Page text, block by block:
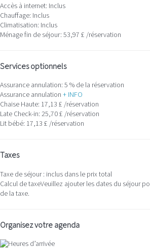
Accès à internet: Inclus
Chauffage: Inclus
Climatisation: Inclus
Ménage fin de séjour: 53,97 £ /réservation
Services optionnels
Assurance annulation: 5 % de la réservation
Assurance annulation + INFO
Chaise Haute: 17,13 £ /réservation
Late Check-in: 25,70 £ /réservation
Lit bébé: 17,13 £ /réservation
Taxes
Taxe de séjour : inclus dans le prix total
Calcul de taxeVeuillez ajouter les dates du séjour
de la taxe.
Organisez votre agenda